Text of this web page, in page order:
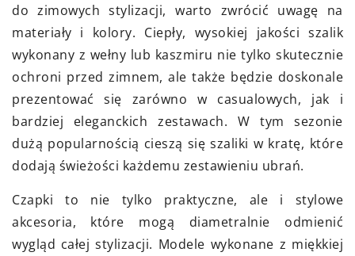
do zimowych stylizacji, warto zwrócić uwagę na
materiały i kolory. Ciepły, wysokiej jakości szalik
wykonany z wełny lub kaszmiru nie tylko skutecznie
ochroni przed zimnem, ale także będzie doskonale
prezentować się zarówno w casualowych, jak i
bardziej eleganckich zestawach. W tym sezonie
dużą popularnością cieszą się szaliki w kratę, które
dodają świeżości każdemu zestawieniu ubrań.
Czapki to nie tylko praktyczne, ale i stylowe
akcesoria, które mogą diametralnie odmienić
wygląd całej stylizacji. Modele wykonane z miękkiej